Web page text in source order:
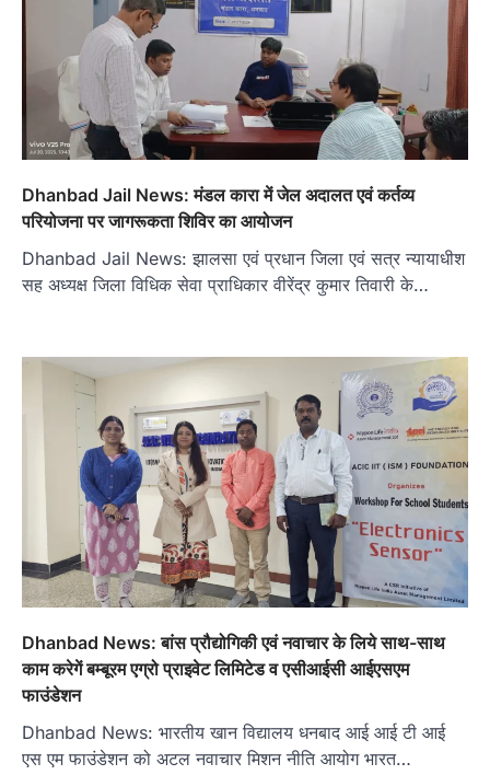
Dhanbad Jail News: मंडल कारा में जेल अदालत एवं कर्तव्य
परियोजना पर जागरूकता शिविर का आयोजन
Dhanbad Jail News: झालसा एवं प्रधान जिला एवं सत्र न्यायाधीश
सह अध्यक्ष जिला विधिक सेवा प्राधिकार वीरेंद्र कुमार तिवारी के…
Dhanbad News: बांस प्रौद्योगिकी एवं नवाचार के लिये साथ-साथ
काम करेगें बम्बूरम एग्रो प्राइवेट लिमिटेड व एसीआईसी आईएसएम
फाउंडेशन
Dhanbad News: भारतीय खान विद्यालय धनबाद आई आई टी आई
एस एम फाउंडेशन को अटल नवाचार मिशन नीति आयोग भारत…